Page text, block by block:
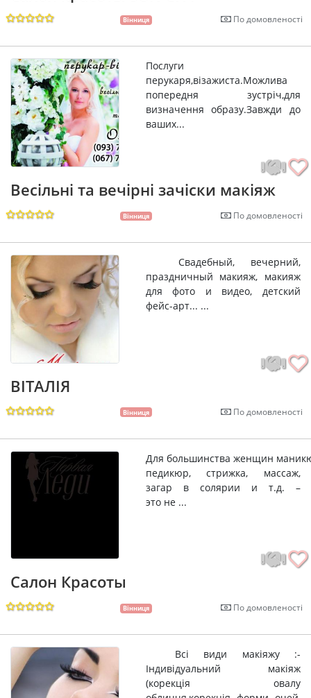
Вінниця По домовленості
Послуги
перукаря,візажиста.Можлива
попередня зустріч,для
визначення образу.Завжди до
ваших...
Весільні та вечірні зачіски макіяж
Вінниця По домовленості
Cвадебный, вечерний,
праздничный макияж, макияж
для фото и видео, детский
фейс-арт... ...
ВІТАЛІЯ
Вінниця По домовленості
Для большинства женщин
педикюр, стрижка, массаж,
загар в солярии и т.д. –
это не ...
Салон Красоты
Вінниця По домовленості
Всі види макіяжу :-
Індивідуальний макіяж
(корекція овалу